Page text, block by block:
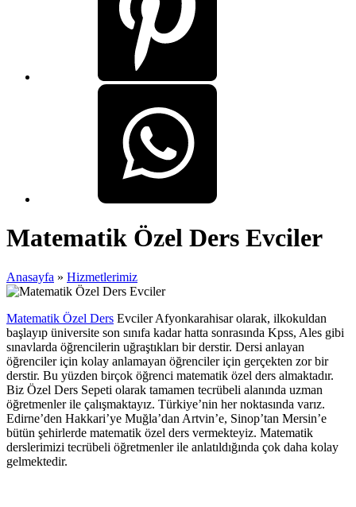
Matematik Özel Ders Evciler
Anasayfa » Hizmetlerimiz
Matematik Özel Ders Evciler Afyonkarahisar olarak, ilkokuldan
başlayıp üniversite son sınıfa kadar hatta sonrasında Kpss, Ales gibi
sınavlarda öğrencilerin uğraştıkları bir derstir. Dersi anlayan
öğrenciler için kolay anlamayan öğrenciler için gerçekten zor bir
derstir. Bu yüzden birçok öğrenci matematik özel ders almaktadır.
Biz Özel Ders Sepeti olarak tamamen tecrübeli alanında uzman
öğretmenler ile çalışmaktayız. Türkiye’nin her noktasında varız.
Edirne’den Hakkari’ye Muğla’dan Artvin’e, Sinop’tan Mersin’e
bütün şehirlerde matematik özel ders vermekteyiz. Matematik
derslerimizi tecrübeli öğretmenler ile anlatıldığında çok daha kolay
gelmektedir.